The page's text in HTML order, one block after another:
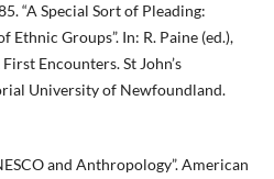
“A Special Sort of Pleading:
Groups”. In: R. Paine (ed.),
Encounters. St John’s
University of Newfoundland.
and Anthropology”. American